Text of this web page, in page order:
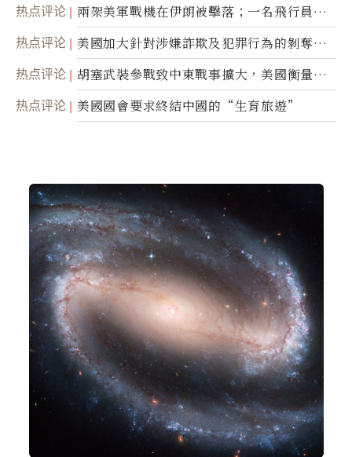
热点评论
兩架美軍戰機在伊朗被擊落；一名飛行員失
蹤
热点评论
美國加大針對涉嫌詐欺及犯罪行為的剝奪公
民權力度
热点评论
胡塞武裝參戰致中東戰事擴大，美國衡量地
面入侵的可能性
热点评论 美國國會要求終結中國的“生育旅遊”